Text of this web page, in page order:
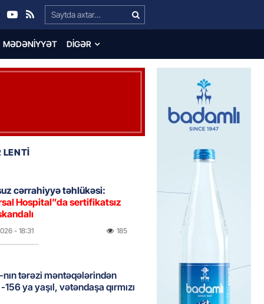
Search…
MƏDƏNIYYƏT DIGƏR
cərrahiyyə təhlükəsi:
Hospital”da sertifikatsız
- 18:31 185
nın tərəzi məntəqələrindən
ya yaşıl, vətəndaşa qırmızı